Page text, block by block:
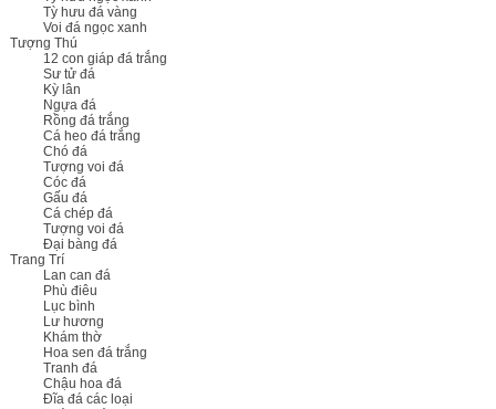
Tỳ hưu đá vàng
Voi đá ngọc xanh
Tượng Thú
12 con giáp đá trắng
Sư tử đá
Kỳ lân
Ngựa đá
Rồng đá trắng
Cá heo đá trắng
Chó đá
Tượng voi đá
Cóc đá
Gấu đá
Cá chép đá
Tượng voi đá
Đại bàng đá
Trang Trí
Lan can đá
Phù điêu
Lục bình
Lư hương
Khám thờ
Hoa sen đá trắng
Tranh đá
Chậu hoa đá
Đĩa đá các loại